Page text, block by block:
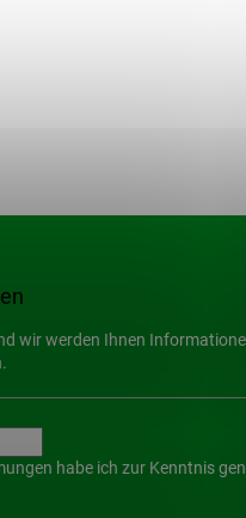
wir werden Ihnen
habe ich zur Kenntnis